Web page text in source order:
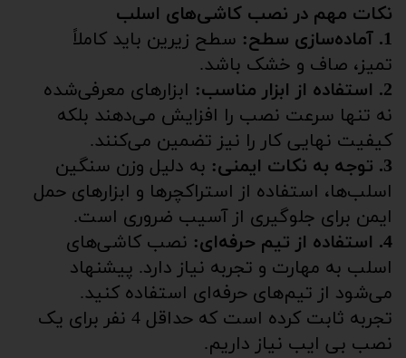
نکات مهم در نصب کاشی‌های اسلب
1. آماده‌سازی سطح:
سطح زیرین باید کاملاً
تمیز، صاف و خشک باشد.
2. استفاده از ابزار مناسب:
ابزارهای معرفی‌شده
نه تنها سرعت نصب را افزایش می‌دهند بلکه
کیفیت نهایی کار را نیز تضمین می‌کنند.
3. توجه به نکات ایمنی:
به دلیل وزن سنگین
اسلب‌ها، استفاده از استراکچرها و ابزارهای حمل
ایمن برای جلوگیری از آسیب ضروری است.
4. استفاده از تیم حرفه‌ای:
نصب کاشی‌های
اسلب به مهارت و تجربه نیاز دارد. پیشنهاد
می‌شود از تیم‌های حرفه‌ای استفاده کنید.
تجربه ثابت کرده است که حداقل 4 نفر برای یک
نصب بی ایب نیاز داریم.